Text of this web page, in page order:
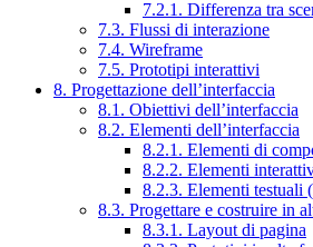
7.2.1. Differenza tra
7.3. Flussi di interazione
7.4. Wireframe
7.5. Prototipi interattivi
8. Progettazione dell’interfaccia
8.1. Obiettivi dell’interfaccia
8.2. Elementi dell’interfaccia
8.2.1. Elementi di
8.2.2. Elementi
8.2.3. Elementi testuali
8.3. Progettare e costruire in
8.3.1. Layout di pagina